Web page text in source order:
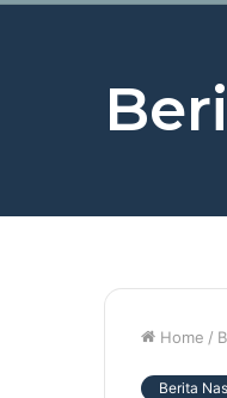
Home /
Berita